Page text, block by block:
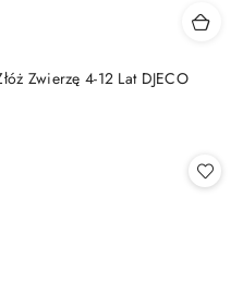
Zwierzę 4-12 Lat DJECO